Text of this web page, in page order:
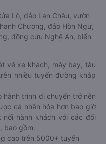
Lò, đảo Lan Châu, vườn
Chương, đảo Hòn Ngư,
đồng cừu Nghệ An, biển
vé xe khách, máy bay, tàu
nhiều tuyến đường khắp
hành trình di chuyển trở nên
cá nhân hóa hơn bao giờ
nối hành khách với các đối
bao gồm:
cao trên 5000+ tuyến